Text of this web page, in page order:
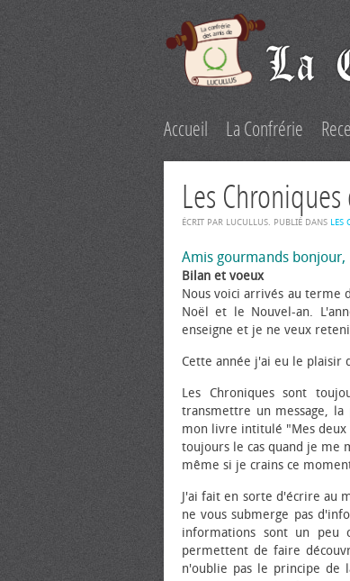
Accueil La Confrérie
Les
ÉCRIT PAR LUCULLUS. PUBLIÉ DANS LES
Amis gourmands bonjour,
Bilan et vœux
Nous voici arrivés au terme
Noël et le Nouvel-an.
enseigne et je ne veux
Cette année j'ai eu le plaisir
Les Chroniques sont
transmettre un message,
mon livre intitulé "Mes deux
toujours le cas quand je me
même si je crains ce
J'ai fait en sorte d'écrire au
ne vous submerge pas
informations sont un peu
permettent de faire
n'oublie pas le principe de